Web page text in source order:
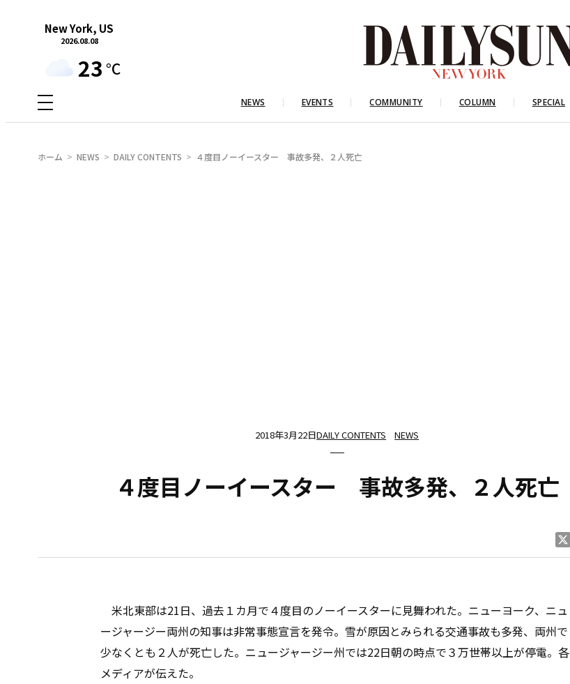
New York, US
2026.08.08
23 °C
NEWS EVENTS COMMUNITY COLUMN SPECIAL
ホーム NEWS DAILY CONTENTS ４度目ノーイースター 事故多発、２人死亡
2018年3月22日DAILY CONTENTS NEWS
４度目ノーイースター 事故多発、２人死亡
米北東部は21日、過去１カ月で４度目のノーイースターに見舞われた。ニューヨーク、ニュ
ージャージー両州の知事は非常事態宣言を発令。雪が原因とみられる交通事故も多発、両州で
少なくとも２人が死亡した。ニュージャージー州では22日朝の時点で３万世帯以上が停電。各
メディアが伝えた。